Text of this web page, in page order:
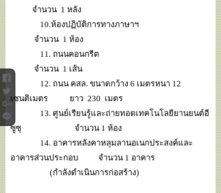
จำนวน 1 หลัง
10.ห้องปฏิบัติการทางภาษาฯ
จำนวน 1 ห้อง
11. ถนนคอนกรีต
จำนวน 1 เส้น
12. ถนน คสล. ขนาดกว้าง 6 เมตรหนา 12
เซนติเมตร ยาว 230 เมตร
13. ศูนย์เรียนรู้และถ่ายทอดเทคโนโลยียานยนต์อี
ซูซุ จำนวน 1 ห้อง
14. อาคารหลังคาหลุมลานอเนกประสงค์และ
อาคารส่วนประกอบ จำนวน 1 อาคาร
(กำลังดำเนินการก่อสร้าง)